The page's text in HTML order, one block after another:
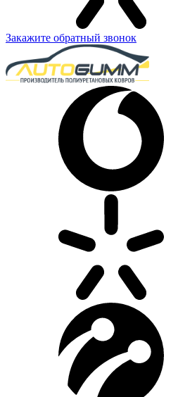
Закажите обратный звонок